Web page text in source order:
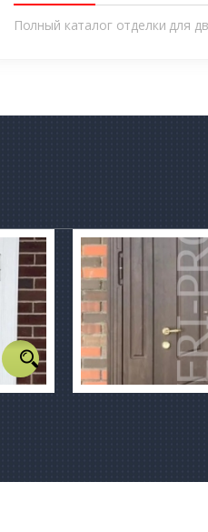
Полный каталог отделки для